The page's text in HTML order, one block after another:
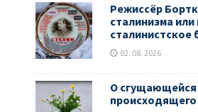
Режиссёр
сталинизма или
сталинистское
02. 08. 2026
О сгущающейся
происходящего